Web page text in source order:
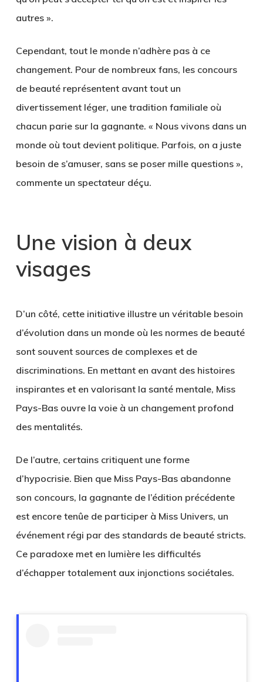
autres ».
Cependant, tout le monde n’adhère pas à ce
changement. Pour de nombreux fans, les concours
de beauté représentent avant tout un
divertissement léger, une tradition familiale où
chacun parie sur la gagnante. « Nous vivons dans un
monde où tout devient politique. Parfois, on a juste
besoin de s’amuser, sans se poser mille questions »,
commente un spectateur déçu.
Une vision à deux
visages
D’un côté, cette initiative illustre un véritable besoin
d’évolution dans un monde où les normes de beauté
sont souvent sources de complexes et de
discriminations. En mettant en avant des histoires
inspirantes et en valorisant la santé mentale, Miss
Pays-Bas ouvre la voie à un changement profond
des mentalités.
De l’autre, certains critiquent une forme
d’hypocrisie. Bien que Miss Pays-Bas abandonne
son concours, la gagnante de l’édition précédente
est encore tenûe de participer à Miss Univers, un
événement régi par des standards de beauté stricts.
Ce paradoxe met en lumière les difficultés
d’échapper totalement aux injonctions sociétales.